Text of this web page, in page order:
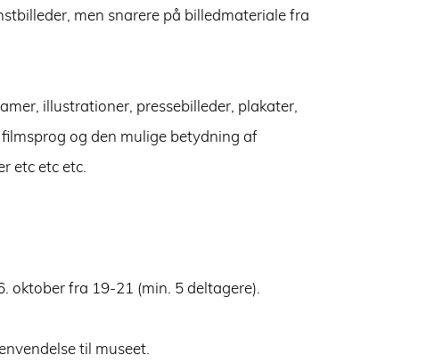
men snarere på billedmateriale fra
illustrationer, pressebilleder, plakater,
og den mulige betydning af
etc etc etc.
oktober fra 19-21 (min. 5 deltagere).
til museet.